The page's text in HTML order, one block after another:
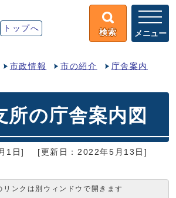
トップへ 検索 メニュー
市政情報 市の紹介 庁舎案内
所の庁舎案内図
1日]
[更新日：2022年5月13日]
リンクは別ウィンドウで開きます